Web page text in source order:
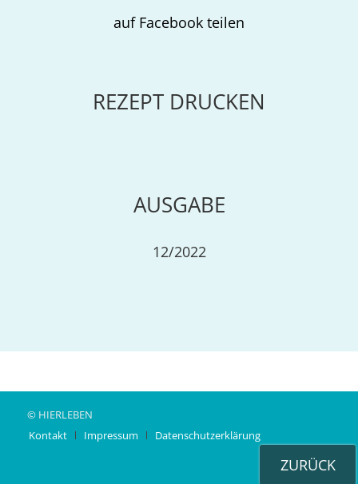
auf Facebook teilen
REZEPT DRUCKEN
AUSGABE
12/2022
ZURÜCK
© HIERLEBEN
Kontakt
Impressum Datenschutzerklärung